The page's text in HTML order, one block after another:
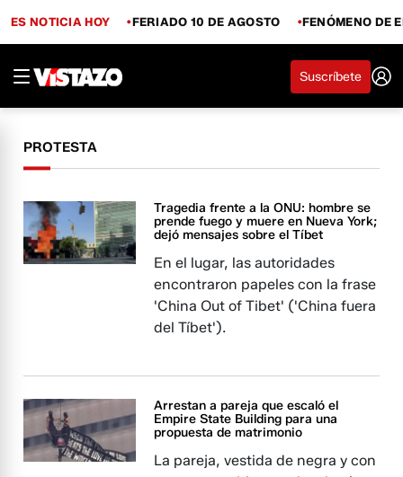
ES NOTICIA HOY FERIADO 10 DE AGOSTO FENÓMENO DE
Suscríbete
PROTESTA
Tragedia frente a la ONU: hombre se
prende fuego y muere en Nueva York;
dejó mensajes sobre el Tíbet
En el lugar, las autoridades
encontraron papeles con la frase
'China Out of Tibet' ('China fuera
del Tíbet').
Arrestan a pareja que escaló el
Empire State Building para una
propuesta de matrimonio
La pareja, vestida de negra y con